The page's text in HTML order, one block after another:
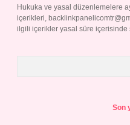
Hukuka ve yasal düzenlemelere
içerikleri,
ilgili içerikler yasal süre içerisinde
Son